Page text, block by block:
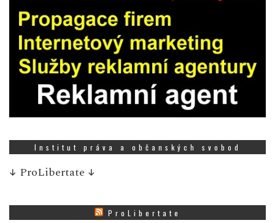
Institut práva a občanských svobod
↓ ProLibertate ↓
ProLibertate